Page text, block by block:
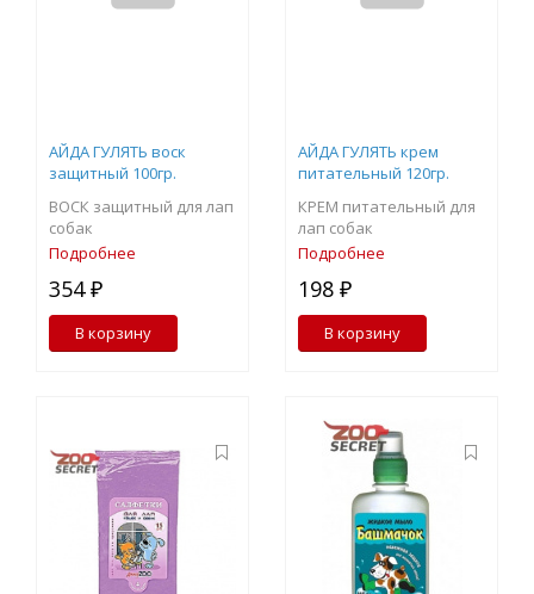
АЙДА ГУЛЯТЬ воск
защитный 100гр.
ВОСК защитный для лап
собак
Подробнее
354 ₽
В корзину
АЙДА ГУЛЯТЬ крем
питательный 120гр.
КРЕМ питательный для
лап собак
Подробнее
198 ₽
В корзину